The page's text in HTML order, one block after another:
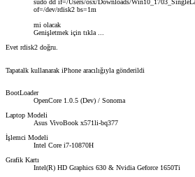
sudo dd if=/Users/osx/Downloads/
of=/dev/rdisk2 bs=1m
mi olacak
Genişletmek için tıkla ...
Evet rdisk2 doğru.
Tapatalk kullanarak iPhone aracılığıyla gönderildi
BootLoader
OpenCore 1.0.5 (Dev) / Sonoma
Laptop Modeli
Asus VivoBook x571li-bq377
İşlemci Modeli
Intel Core i7-10870H
Grafik Kartı
Intel(R) HD Graphics 630 & Nvidia Geforce 1650Ti